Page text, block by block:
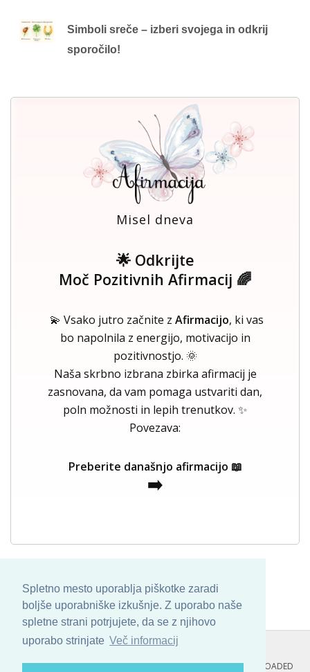
Spletno mesto uporablja piškotke zaradi
boljše uporabniške izkušnje. Z uporabo naše
spletne strani potrjujete, da se z njihovo
uporabo strinjate Več informacij
Simboli sreče – izberi svojega in odkrij
sporočilo!
Misel dneva
🌟 Odkrijte
Moč Pozitivnih Afirmacij 🌈
💫 Vsako jutro začnite z Afirmacijo, ki vas
bo napolnila z energijo, motivacijo in
pozitivnostjo. 🌞
Naša skrbno izbrana zbirka afirmacij je
zasnovana, da vam pomaga ustvariti dan,
poln možnosti in lepih trenutkov. ✨
Povezava:
Preberite današnjo afirmacijo 📖
➡️
COPYRIGHT © 2013 - 2026 BYSKINBASE. ALL ARTWORK ARE UPLOADED